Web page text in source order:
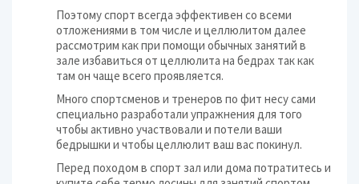
Поэтому спорт всегда эффективен со всеми
отложениями в том числе и целлюлитом далее
рассмотрим как при помощи обычных занятий в
зале избавиться от целлюлита на бедрах так как
там он чаще всего проявляется.
Много спортсменов и тренеров по фит несу сами
специально разработали упражнения для того
чтобы активно участвовали и потели ваши
бедрышки и чтобы целлюлит ваш вас покинул.
Перед походом в спорт зал или дома потратитесь и